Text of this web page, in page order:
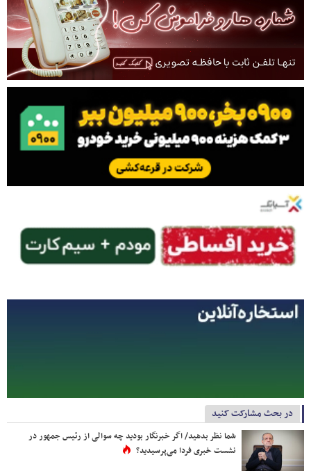
در بحث مشارکت کنید
شما نظر بدهید/ اگر خبرنگار بودید چه سوالی از رئیس جمهور در
نشست خبری فردا می‌پرسیدید؟